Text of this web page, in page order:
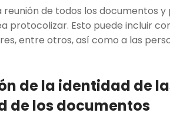
reunión de todos los documentos
protocolizar. Esto puede incluir
entre otros, así como a las
de la identidad de
de los documentos